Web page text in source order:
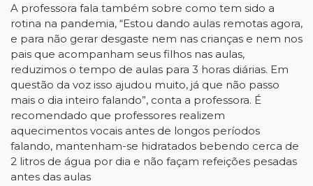
A professora fala também sobre como tem sido a
rotina na pandemia, “Estou dando aulas remotas agora,
e para não gerar desgaste nem nas crianças e nem nos
pais que acompanham seus filhos nas aulas,
reduzimos o tempo de aulas para 3 horas diárias. Em
questão da voz isso ajudou muito, já que não passo
mais o dia inteiro falando”, conta a professora. É
recomendado que professores realizem
aquecimentos vocais antes de longos períodos
falando, mantenham-se hidratados bebendo cerca de
2 litros de água por dia e não façam refeições pesadas
antes das aulas